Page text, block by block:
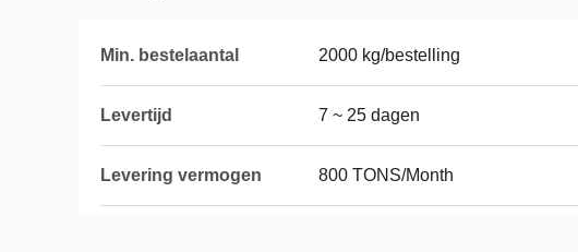
Min. bestelaantal 2000 kg/bestelling
Levertijd 7 ~ 25 dagen
Levering vermogen 800 TONS/Month